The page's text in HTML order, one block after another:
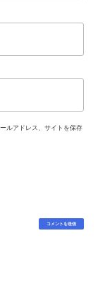
ルアドレス、サイトを保存